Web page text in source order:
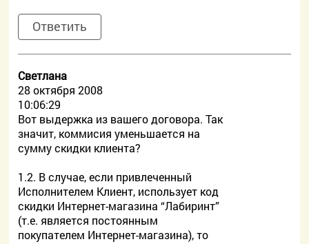
Ответить
Светлана
28 октября 2008
10:06:29
Вот выдержка из вашего договора. Так
значит, коммисия уменьшается на
сумму скидки клиента?
1.2. В случае, если привлеченный
Исполнителем Клиент, использует код
скидки Интернет-магазина “Лабиринт”
(т.е. является постоянным
покупателем Интернет-магазина), то